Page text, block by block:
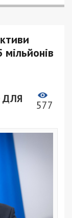
мільйонів
ДЛЯ
577